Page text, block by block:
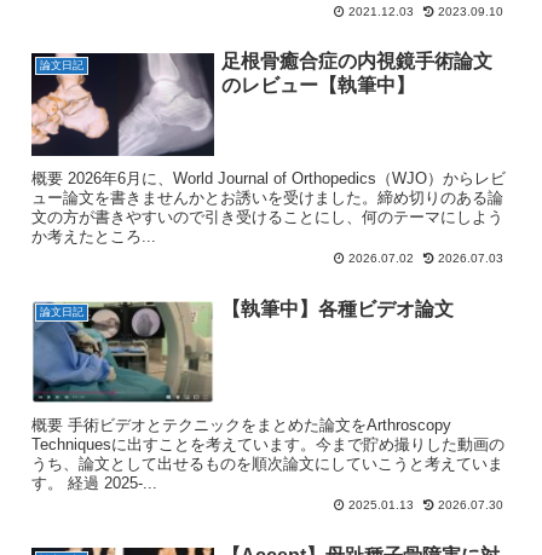
2021.12.03 2023.09.10
論文日記
足根骨癒合症の内視鏡手術論文
のレビュー【執筆中】
概要 2026年6月に、World Journal of Orthopedics（WJO）からレビ
ュー論文を書きませんかとお誘いを受けました。締め切りのある論
文の方が書きやすいので引き受けることにし、何のテーマにしよう
か考えたところ...
2026.07.02 2026.07.03
論文日記 【執筆中】各種ビデオ論文
概要 手術ビデオとテクニックをまとめた論文をArthroscopy
Techniquesに出すことを考えています。今まで貯め撮りした動画の
うち、論文として出せるものを順次論文にしていこうと考えていま
す。 経過 2025-...
2025.01.13 2026.07.30